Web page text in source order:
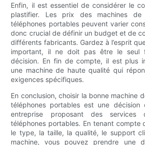
Enfin, il est essentiel de considérer le
plastifier. Les prix des machines de
téléphones portables peuvent varier
donc crucial de définir un budget et de
différents fabricants. Gardez à l’esprit
important, il ne doit pas être le seul
décision. En fin de compte, il est plus
une machine de haute qualité qui
exigences spécifiques.
En conclusion, choisir la bonne machine
téléphones portables est une décision
entreprise proposant des services
téléphones portables. En tenant compte
le type, la taille, la qualité, le support
machine, vous pouvez prendre une